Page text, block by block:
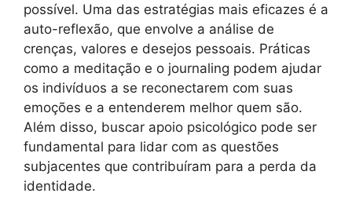
possível. Uma das estratégias mais eficazes é a
auto-reflexão, que envolve a análise de
crenças, valores e desejos pessoais. Práticas
como a meditação e o journaling podem ajudar
os indivíduos a se reconectarem com suas
emoções e a entenderem melhor quem são.
Além disso, buscar apoio psicológico pode ser
fundamental para lidar com as questões
subjacentes que contribuíram para a perda da
identidade.